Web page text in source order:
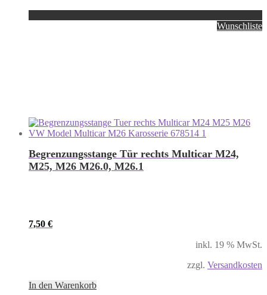
Wunschliste
Begrenzungsstange Tür rechts Multicar M24,
M25, M26 M26.0, M26.1
7,50 €
inkl. 19 % MwSt.
zzgl. Versandkosten
In den Warenkorb